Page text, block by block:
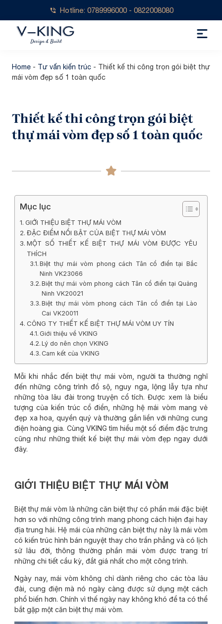
Hotline: 0789996000 - 0822008080
Home - Tư vấn kiến trúc - Thiết kế thi công trọn gói biệt thự
mái vòm đẹp số 1 toàn quốc
Thiết kế thi công trọn gói biệt
thự mái vòm đẹp số 1 toàn quốc
Mục lục
GIỚI THIỆU BIỆT THỰ MÁI VÒM
ĐẶC ĐIỂM NỔI BẬT CỦA BIỆT THỰ MÁI VÒM
MỘT SỐ THIẾT KẾ BIỆT THỰ MÁI VÒM ĐƯỢC YÊU
THÍCH
Biệt thự mái vòm phong cách Tân cổ điển tại Bắc
Ninh VK23066
Biệt thự mái vòm phong cách Tân cổ điển tại Quảng
Ninh VK20021
Biệt thự mái vòm phong cách Tân cổ điển tại Lào
Cai VK20011
CÔNG TY THIẾT KẾ BIỆT THỰ MÁI VÒM UY TÍN
Giới thiệu về VKING
Lý do nên chọn VKING
Cam kết của VKING
Mỗi khi nhắc đến biệt thự mái vòm, người ta thường nghĩ
đến những công trình đồ sộ, nguy nga, lộng lẫy tựa như
những tòa lâu đài trong truyện cổ tích. Được xem là biểu
tượng của kiến trúc cổ điển, những hệ mái vòm mang vẻ
đẹp xa hoa, quyền quý và thường gắn liền với những cung
điện hoàng gia. Cùng VKING tìm hiểu một số điểm đặc trưng
cũng như những thiết kế biệt thự mái vòm đẹp ngay dưới
đây.
GIỚI THIỆU BIỆT THỰ MÁI VÒM
Biệt thự mái vòm là những căn biệt thự có phần mái đặc biệt
hơn so với những công trình mang phong cách hiện đại hay
địa trung hải. Hệ mái của những căn biệt thự này là mái vòm
có kiến trúc hình bán nguyệt thay cho trần phẳng và có lịch
sử lâu đời, thông thường phần mái vòm được trang trí
những chi tiết cầu kỳ, đắt giá nhất cho một công trình.
Ngày nay, mái vòm không chỉ dành riêng cho các tòa lâu
đài, cung điện mà nó ngày càng được sử dụng một cách
phổ biến hơn. Chính vì thế ngày nay không khó để ta có thể
bắt gặp một căn biệt thự mái vòm.